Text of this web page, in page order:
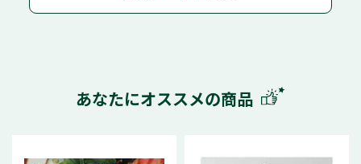
あなたにオススメの商品